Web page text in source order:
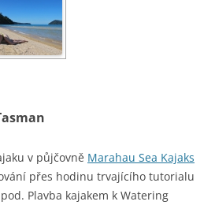
v půjčovně Marahau Sea Kajaks
přes hodinu trvajícího tutorialu
Plavba kajakem k Watering